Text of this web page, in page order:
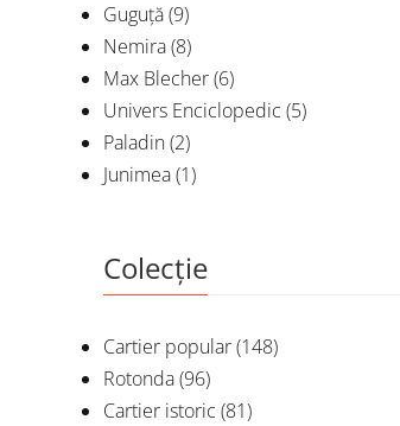
Guguță(9)
Nemira(8)
Max Blecher(6)
Univers Enciclopedic (5)
Paladin(2)
Junimea(1)
Colecție
Cartier popular(148)
Rotonda(96)
Cartier istoric (81)